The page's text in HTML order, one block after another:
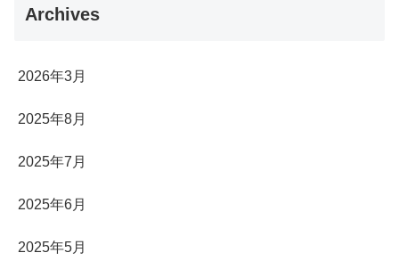
Archives
2026年3月
2025年8月
2025年7月
2025年6月
2025年5月